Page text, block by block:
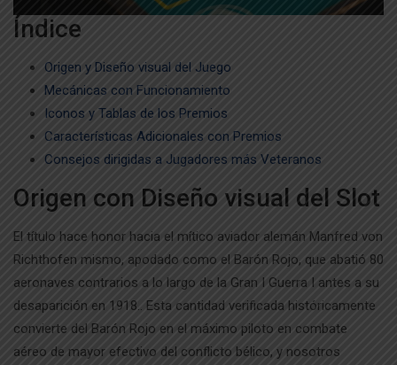
Índice
Origen y Diseño visual del Juego
Mecánicas con Funcionamiento
Iconos y Tablas de los Premios
Características Adicionales con Premios
Consejos dirigidas a Jugadores más Veteranos
Origen con Diseño visual del Slot
El título hace honor hacia el mítico aviador alemán Manfred von
Richthofen mismo, apodado como el Barón Rojo, que abatió 80
aeronaves contrarios a lo largo de la Gran I Guerra I antes a su
desaparición en 1918.. Esta cantidad verificada históricamente
convierte del Barón Rojo en el máximo piloto en combate
aéreo de mayor efectivo del conflicto bélico, y nosotros